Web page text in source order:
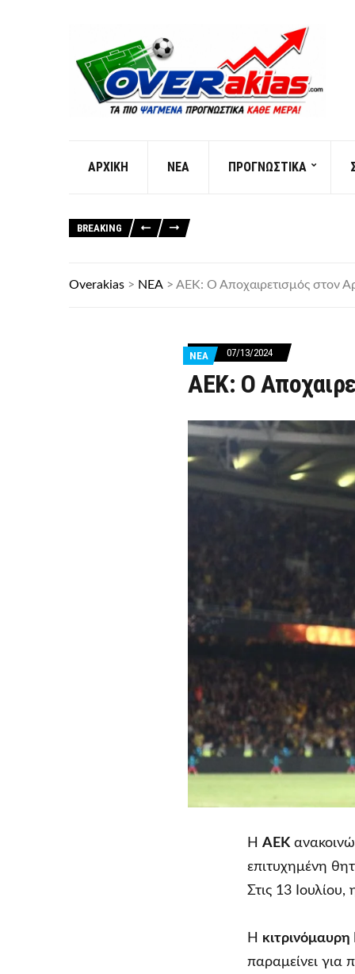
AΡXIKH ΝΕΑ ΠΡΟΓΝΩΣΤΙΚΑ
BREAKING
Overakias > ΝΕΑ > ΑΕΚ: Ο Αποχαιρετισμός στον
ΝΕΑ 07/13/2024
ΑΕΚ: Ο
Η ΑΕΚ
επιτυχημένη
Στις 13 Ιουλίου,
Η
παραμείνει για